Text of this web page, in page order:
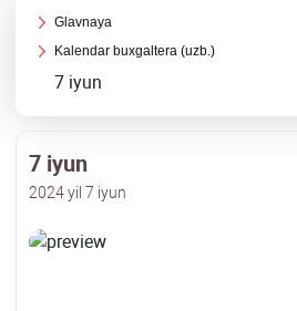
Glavnaya
Kalendar buхgaltera (uzb.)
7 iyun
7 iyun
2024 yil 7 iyun